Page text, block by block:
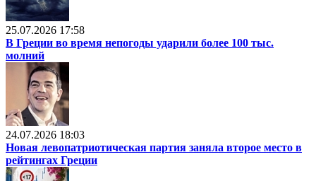
25.07.2026 17:58
В Греции во время непогоды ударили более 100 тыс.
молний
24.07.2026 18:03
Новая левопатриотическая партия заняла второе место в
рейтингах Греции